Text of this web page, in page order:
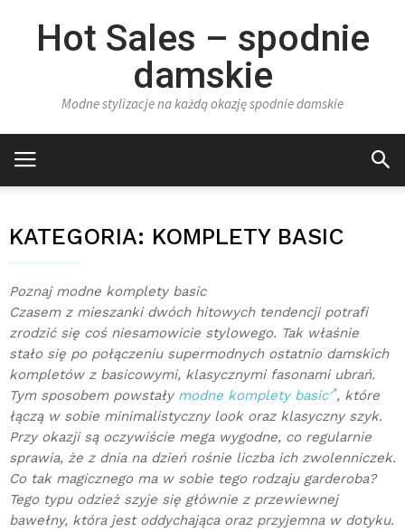
Hot Sales – spodnie
damskie
Modne stylizacje na każdą okazję spodnie damskie
KATEGORIA: KOMPLETY BASIC
Poznaj modne komplety basic
Czasem z mieszanki dwóch hitowych tendencji potrafi
zrodzić się coś niesamowicie stylowego. Tak właśnie
stało się po połączeniu supermodnych ostatnio damskich
kompletów z basicowymi, klasycznymi fasonami ubrań.
Tym sposobem powstały modne komplety basic , które
łączą w sobie minimalistyczny look oraz klasyczny szyk.
Przy okazji są oczywiście mega wygodne, co regularnie
sprawia, że z dnia na dzień rośnie liczba ich zwolenniczek.
Co tak magicznego ma w sobie tego rodzaju garderoba?
Tego typu odzież szyje się głównie z przewiewnej
bawełny, która jest oddychająca oraz przyjemna w dotyku.